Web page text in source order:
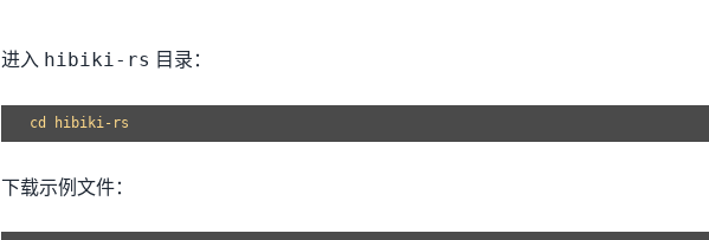
进入 hibiki-rs 目录：
下载示例文件：